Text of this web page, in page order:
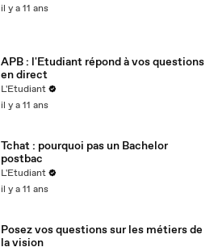
il y a 11 ans
APB : l'Etudiant répond à vos questions
en direct
L'Etudiant
il y a 11 ans
Tchat : pourquoi pas un Bachelor
postbac
L'Etudiant
il y a 11 ans
Posez vos questions sur les métiers de
la vision